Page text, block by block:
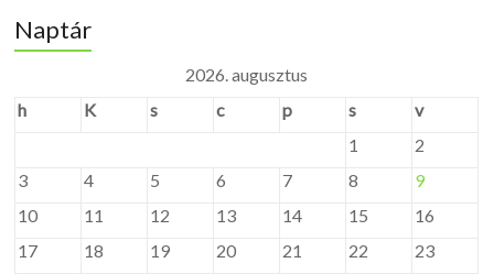
Naptár
2026. augusztus
h
K s c p s
v
1
2
3
4 5 6 7 8
9
10
11 12 13 14 15
16
17
18 19 20 21 22
23